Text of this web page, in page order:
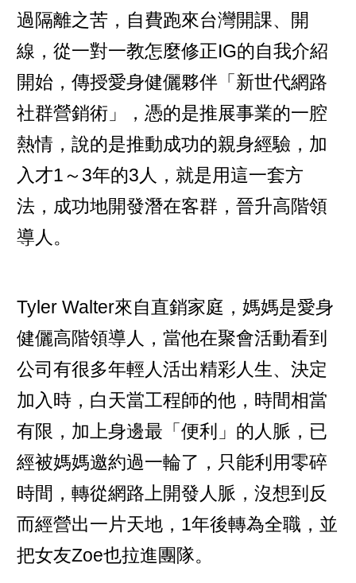
過隔離之苦，自費跑來台灣開課、開
線，從一對一教怎麼修正IG的自我介紹
開始，傳授愛身健儷夥伴「新世代網路
社群營銷術」，憑的是推展事業的一腔
熱情，說的是推動成功的親身經驗，加
入才1～3年的3人，就是用這一套方
法，成功地開發潛在客群，晉升高階領
導人。
Tyler Walter來自直銷家庭，媽媽是愛身
健儷高階領導人，當他在聚會活動看到
公司有很多年輕人活出精彩人生、決定
加入時，白天當工程師的他，時間相當
有限，加上身邊最「便利」的人脈，已
經被媽媽邀約過一輪了，只能利用零碎
時間，轉從網路上開發人脈，沒想到反
而經營出一片天地，1年後轉為全職，並
把女友Zoe也拉進團隊。